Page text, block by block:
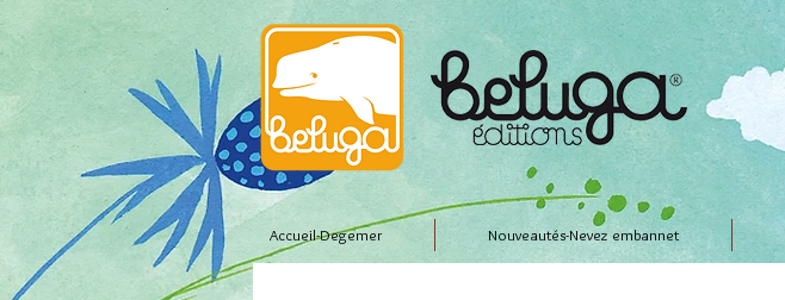
Accueil-Degemer Nouveautés-Nevez embannet